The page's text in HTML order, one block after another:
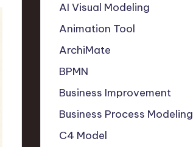
AI Visual Modeling
Animation Tool
ArchiMate
BPMN
Business Improvement
Business Process Modeling
C4 Model